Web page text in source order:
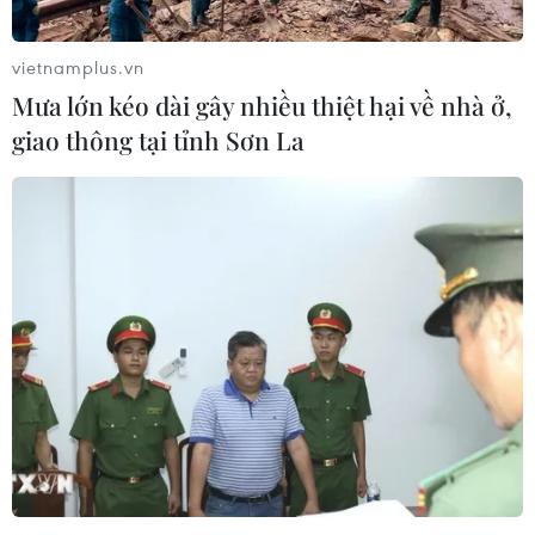
lựa chọn cho khách hàng khi mua sắm.
Kệ hàng tươi sống của Co.op tiếp tục trưng bày
những sản phẩm Co.op cho bữa ăn gia đình, có
giá thấp hơn từ 5-20% so với mặt hàng dẫn đầu
cùng loại gồm: khoai lang, cải ngọt-cải xanh-cải
Hàng nhãn riêng Co.op ở ngành hàng thực
phẩm công nghệ cũng rất phong phú với thịt bò
Australia, bắp giò heo muối, basa cắt khoanh,
chả lụa bì ớt xiêm xanh, cá đù 1 nắng, tôm cuốn
khoai tây...
Tương tự, tại những hệ thống bán lẻ khác trên
địa bàn Thành phố Hồ Chí Minh như MM Mega
Market, Satra Mart, Aeon Mall, Giga Mall... cũng
luân phiên triển khai chương trình khuyến mãi,
vietnamplus.vn
Mưa lớn kéo dài gây nhiều thiệt hại về nhà ở,
giao thông tại tỉnh Sơn La